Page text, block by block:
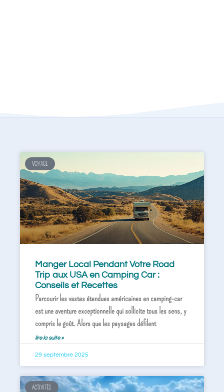
VOYAGE
Manger Local Pendant Votre Road
Trip aux USA en Camping Car :
Conseils et Recettes
Parcourir les vastes étendues américaines en camping-car
est une aventure exceptionnelle qui sollicite tous les sens, y
compris le goût. Alors que les paysages défilent
lire la suite »
29 septembre 2025
ACTIVITÉS